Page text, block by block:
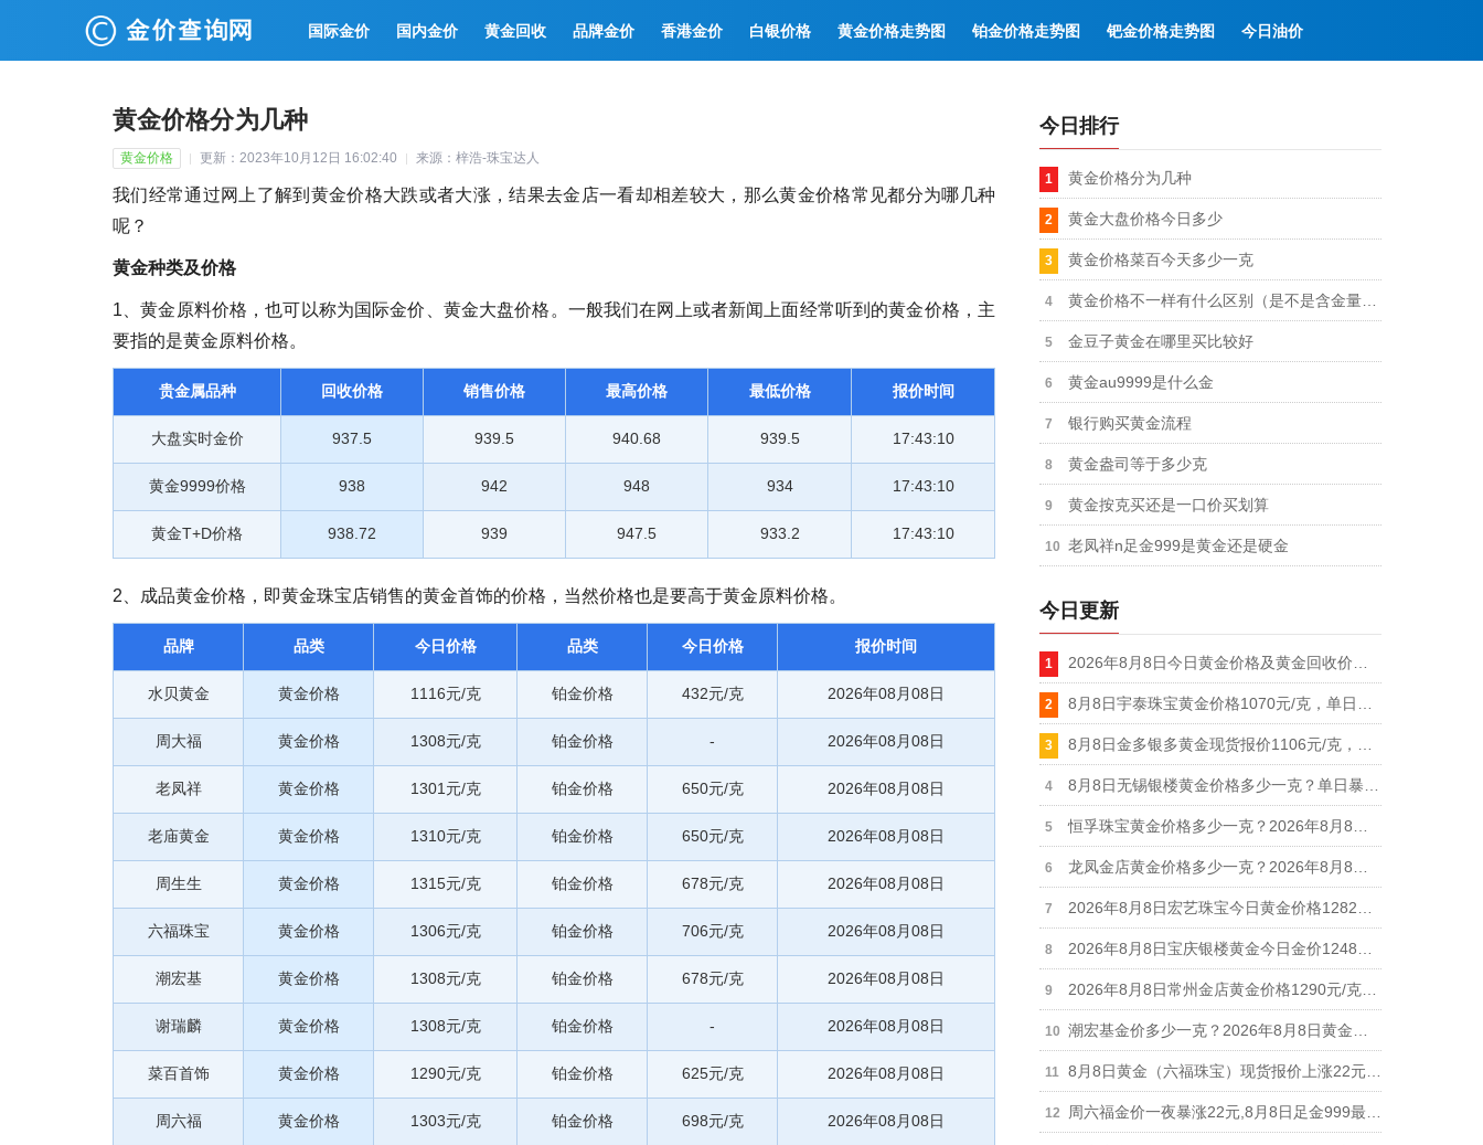
国际金价 国内金价 黄金回收 品牌金价 香港金价 白银价格 黄金价格走势图 铂金价格走势图 钯金价格走势图 今日油价
黄金价格分为几种
黄金价格 更新：2023年10月12日 16:02:40 来源：梓浩-珠宝达人
我们经常通过网上了解到黄金价格大跌或者大涨，结果去金店一看却相差较大，那么黄金价格常见都分为哪几种
呢？
黄金种类及价格
1、黄金原料价格，也可以称为国际金价、黄金大盘价格。一般我们在网上或者新闻上面经常听到的黄金价格，主
要指的是黄金原料价格。
贵金属品种 回收价格 销售价格 最高价格 最低价格 报价时间
大盘实时金价 937.5 939.5 940.68 939.5 17:43:10
黄金9999价格 938 942 948 934 17:43:10
黄金T+D价格 938.72 939 947.5 933.2 17:43:10
2、成品黄金价格，即黄金珠宝店销售的黄金首饰的价格，当然价格也是要高于黄金原料价格。
品牌 品类 今日价格 品类 今日价格 报价时间
水贝黄金 黄金价格 1116元/克 铂金价格 432元/克 2026年08月08日
周大福 黄金价格 1308元/克 铂金价格 - 2026年08月08日
老凤祥 黄金价格 1301元/克 铂金价格 650元/克 2026年08月08日
老庙黄金 黄金价格 1310元/克 铂金价格 650元/克 2026年08月08日
周生生 黄金价格 1315元/克 铂金价格 678元/克 2026年08月08日
六福珠宝 黄金价格 1306元/克 铂金价格 706元/克 2026年08月08日
潮宏基 黄金价格 1308元/克 铂金价格 678元/克 2026年08月08日
谢瑞麟 黄金价格 1308元/克 铂金价格 - 2026年08月08日
菜百首饰 黄金价格 1290元/克 铂金价格 625元/克 2026年08月08日
周六福 黄金价格 1303元/克 铂金价格 698元/克 2026年08月08日
今日排行
黄金价格分为几种
黄金大盘价格今日多少
黄金价格菜百今天多少一克
金豆子黄金在哪里买比较好
黄金au9999是什么金
银行购买黄金流程
黄金盎司等于多少克
黄金按克买还是一口价买划算
老凤祥n足金999是黄金还是硬金
今日更新